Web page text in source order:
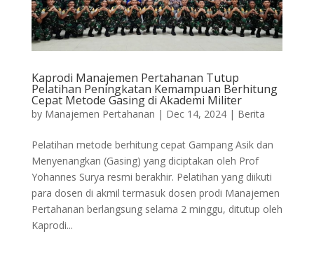
Kaprodi Manajemen Pertahanan Tutup
Pelatihan Peningkatan Kemampuan Berhitung
Cepat Metode Gasing di Akademi Militer
by Manajemen Pertahanan | Dec 14, 2024| Berita
Pelatihan metode berhitung cepat Gampang Asik dan
Menyenangkan (Gasing) yang diciptakan oleh Prof
Yohannes Surya resmi berakhir. Pelatihan yang diikuti
para dosen di akmil termasuk dosen prodi Manajemen
Pertahanan berlangsung selama 2 minggu, ditutup oleh
Kaprodi...